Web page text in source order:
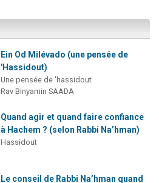
Ein Od Milévado (une pensée de
'Hassidout)
Une pensée de 'hassidout
Rav Binyamin SAADA
Quand agir et quand faire confiance
à Hachem ? (selon Rabbi Na’hman)
Hassidout
Le conseil de Rabbi Na’hman quand